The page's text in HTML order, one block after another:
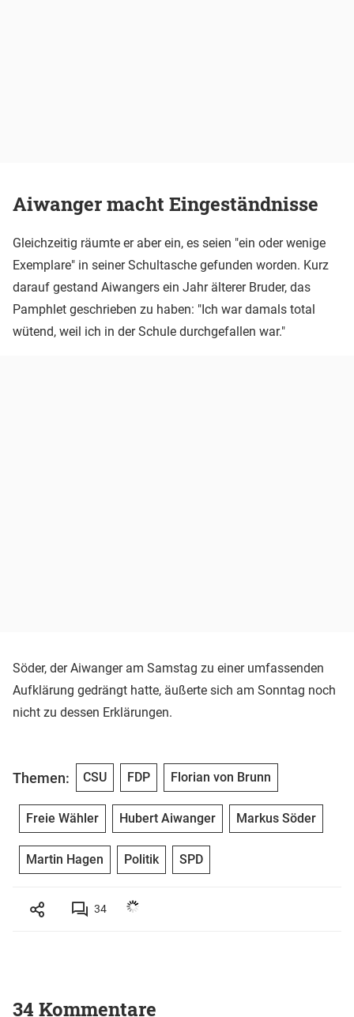
Aiwanger macht Eingeständnisse
Gleichzeitig räumte er aber ein, es seien "ein oder wenige
Exemplare" in seiner Schultasche gefunden worden. Kurz
darauf gestand Aiwangers ein Jahr älterer Bruder, das
Pamphlet geschrieben zu haben: "Ich war damals total
wütend, weil ich in der Schule durchgefallen war."
Söder, der Aiwanger am Samstag zu einer umfassenden
Aufklärung gedrängt hatte, äußerte sich am Sonntag noch
nicht zu dessen Erklärungen.
Themen: CSU FDP Florian von Brunn
Freie Wähler Hubert Aiwanger Markus Söder
Martin Hagen Politik SPD
34
34 Kommentare